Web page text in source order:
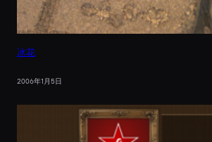
冰花
2006年1月5日